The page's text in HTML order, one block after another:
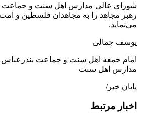
شورای عالی مدارس اهل سنت و جماعت
رهبر مجاهد را به مجاهدان فلسطین و
می‌نماید.
یوسف جمالی
امام جمعه اهل سنت و جماعت
مدارس اهل سنت
پایان خبر/
اخبار مرتبط